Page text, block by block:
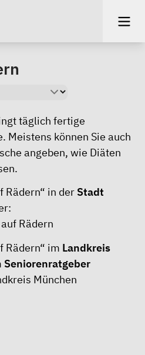
täglich fertige
Meistens können Sie auch
angeben, wie Diäten
Rädern“ in der Stadt
Rädern
Rädern“ im Landkreis
Seniorenratgeber
München